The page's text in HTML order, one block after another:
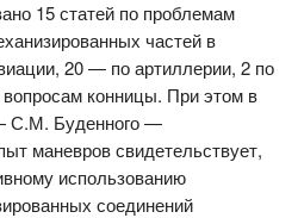
15 статей по проблемам
частей в
20 — по артиллерии, 2 по
конницы. При этом в
С.М. Буденного —
маневров свидетельствует,
использованию
соединений